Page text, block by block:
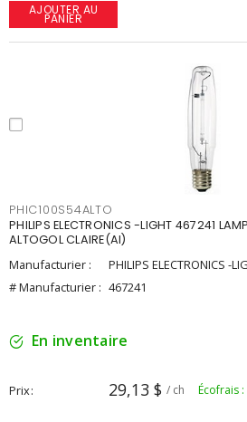
AJOUTER AU
PANIER
PHIC100S54ALTO
PHILIPS ELECTRONICS -LIGHT 467241
ALTOGOL CLAIRE(AI)
Manufacturier :
PHILIPS ELECTRONICS -
# Manufacturier : 467241
En inventaire
Prix 29,13 $ / ch Écofrais :